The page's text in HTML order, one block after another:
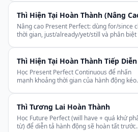
Thì Hiện Tại Hoàn Thành (Nâng
Nâng cao Present Perfect: dùng for/since
thời gian, just/already/yet/still và phân biệt
Thì Hiện Tại Hoàn Thành Tiếp Diễn
Học Present Perfect Continuous để nhấn
mạnh khoảng thời gian của hành động kéo
Thì Tương Lai Hoàn Thành
Học Future Perfect (will have + quá khứ
từ) để diễn tả hành động sẽ hoàn tất trước